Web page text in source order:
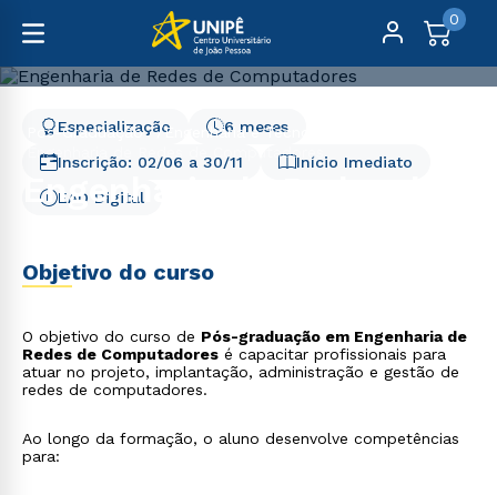
0
Pós-Graduação
Engenharia e Tecnologia
Engenharia de Redes de Computadores
Engenharia de Redes de
Início Imediato
6 meses
Especialização
EAD Digital
Inscrição: 02/06 a 30/11
Objetivo do curso
O objetivo do curso de Pós-graduação em Engenharia de
Redes de Computadores é capacitar profissionais para
atuar no projeto, implantação, administração e gestão de
redes de computadores.
Ao longo da formação, o aluno desenvolve competências
para: